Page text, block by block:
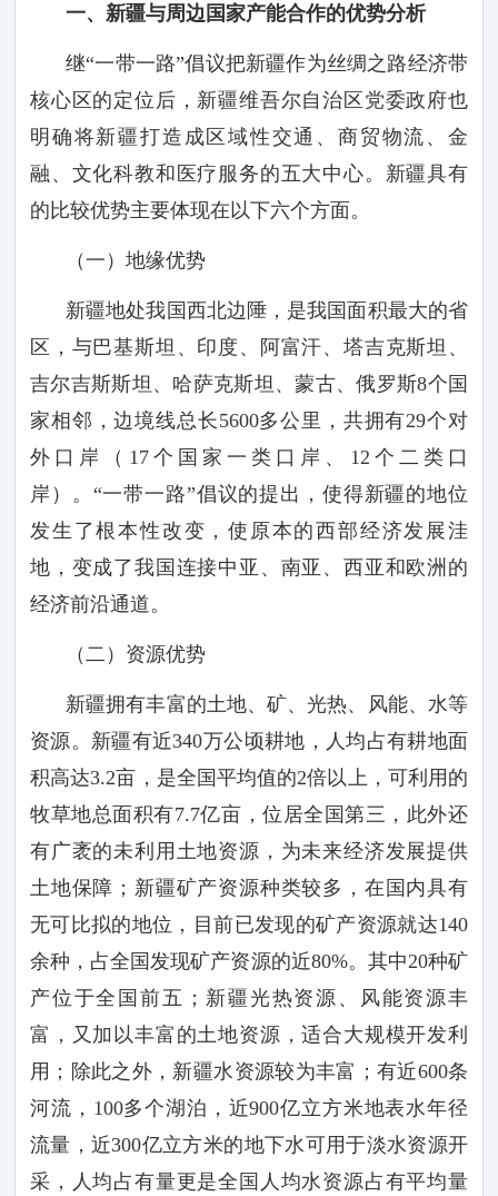
一、新疆与周边国家产能合作的优势分析
继“一带一路”倡议把新疆作为丝绸之路经济带
核心区的定位后，新疆维吾尔自治区党委政府也
明确将新疆打造成区域性交通、商贸物流、金
融、文化科教和医疗服务的五大中心。新疆具有
的比较优势主要体现在以下六个方面。
（一）地缘优势
新疆地处我国西北边陲，是我国面积最大的省
区，与巴基斯坦、印度、阿富汗、塔吉克斯坦、
吉尔吉斯斯坦、哈萨克斯坦、蒙古、俄罗斯8个国
家相邻，边境线总长5600多公里，共拥有29个对
外口岸（ 17个国家一类口岸、 12 个二类口
岸）。“一带一路”倡议的提出，使得新疆的地位
发生了根本性改变，使原本的西部经济发展洼
地，变成了我国连接中亚、南亚、西亚和欧洲的
经济前沿通道。
（二）资源优势
新疆拥有丰富的土地、矿、光热、风能、水等
资源。新疆有近340万公顷耕地，人均占有耕地面
积高达3.2亩，是全国平均值的2倍以上，可利用的
牧草地总面积有7.7亿亩，位居全国第三，此外还
有广袤的未利用土地资源，为未来经济发展提供
土地保障；新疆矿产资源种类较多，在国内具有
无可比拟的地位，目前已发现的矿产资源就达140
余种，占全国发现矿产资源的近80%。其中20种矿
产位于全国前五；新疆光热资源、风能资源丰
富，又加以丰富的土地资源，适合大规模开发利
用；除此之外，新疆水资源较为丰富；有近600条
河流， 100多个湖泊，近900亿立方米地表水年径
流量，近300亿立方米的地下水可用于淡水资源开
采，人均占有量更是全国人均水资源占有平均量